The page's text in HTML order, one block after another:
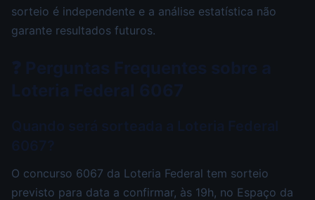
sorteio é independente e a análise estatística não
garante resultados futuros.
O concurso 6067 da Loteria Federal tem sorteio
previsto para data a confirmar, às 19h, no Espaço da